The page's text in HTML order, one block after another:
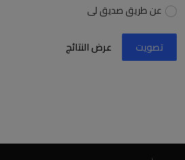
عن طريق صديق لى
تصويت عرض النتائج